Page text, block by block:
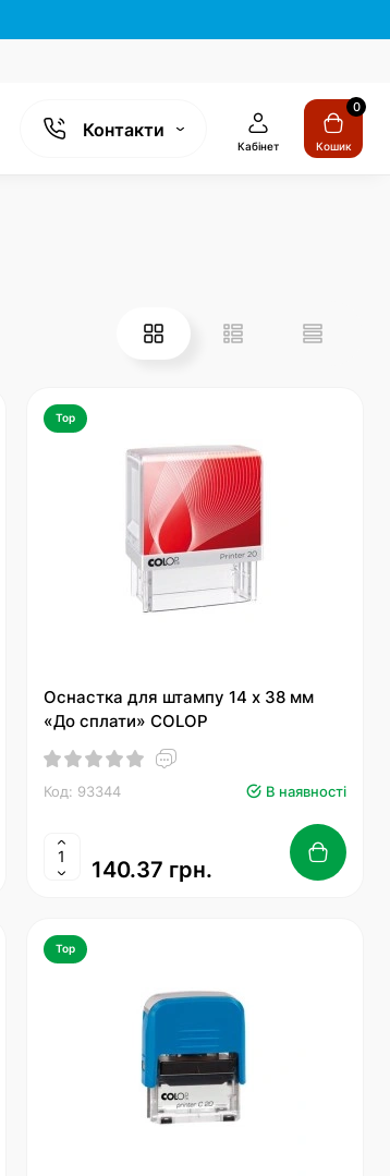
Контакти
Кабінет
0
Кошик
Top
Оснастка для штампу 14 х 38 мм
«До сплати» COLOP
Код: 93344 В наявності
140.37 грн.
Top